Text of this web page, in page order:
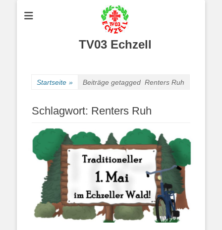
TV03 Echzell
Startseite » Beiträge getagged Renters Ruh
Schlagwort: Renters Ruh